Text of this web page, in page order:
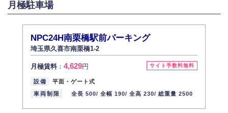
採用に関する回答、情報の提供
弊社は取り扱う個人情報の外部への漏洩を防止し、その利用目的に応じて
適切かつ安全に管理します。
4.個人情報の第三者提供
法的義務など正当な理由に基づく要請があった場合を除き、お客様の個人
5.個人情報の開示・訂正・削除
月極駐車場
NPC24H南栗橋駅前パーキング
埼玉県久喜市南栗橋1-2
サイト手数料無料
月極賃料： 4,629円
設備
平面・ゲート式
車両制限
全長 500/ 全幅 190/ 全高 230/ 総重量 2500